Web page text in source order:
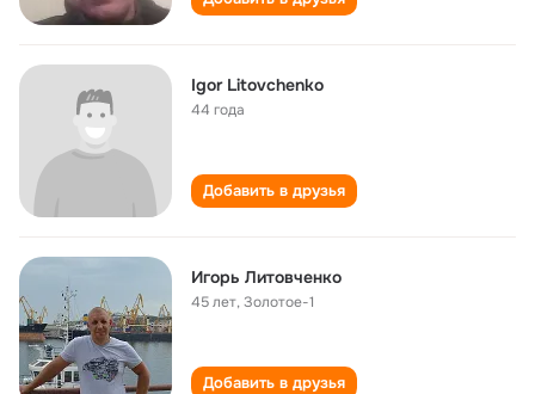
Igor Litovchenko
44 года
Добавить в друзья
Игорь Литовченко
45 лет,Золотое-1
Добавить в друзья